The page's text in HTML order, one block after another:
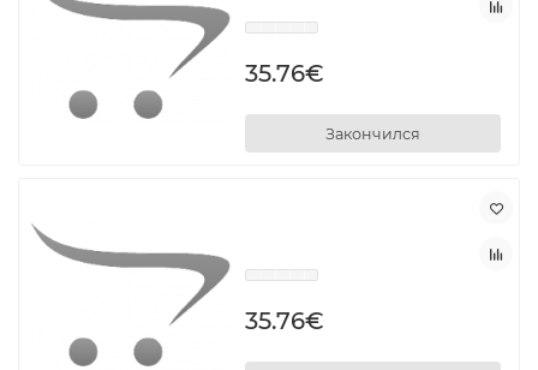
35.76€
Закончился
35.76€